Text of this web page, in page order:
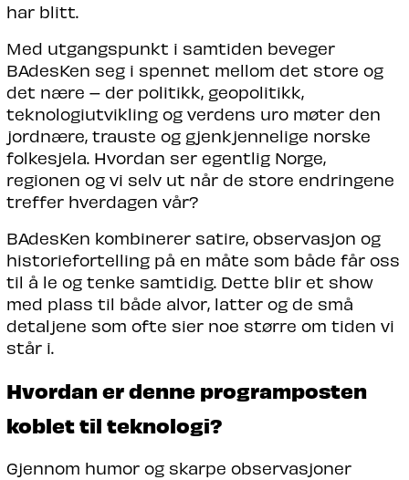
har blitt.
Med utgangspunkt i samtiden beveger
BAdesKen seg i spennet mellom det store og
det nære – der politikk, geopolitikk,
teknologiutvikling og verdens uro møter den
jordnære, trauste og gjenkjennelige norske
folkesjela. Hvordan ser egentlig Norge,
regionen og vi selv ut når de store endringene
treffer hverdagen vår?
BAdesKen kombinerer satire, observasjon og
historiefortelling på en måte som både får oss
til å le og tenke samtidig. Dette blir et show
med plass til både alvor, latter og de små
detaljene som ofte sier noe større om tiden vi
står i.
Hvordan er denne programposten
koblet til teknologi?
Gjennom humor og skarpe observasjoner